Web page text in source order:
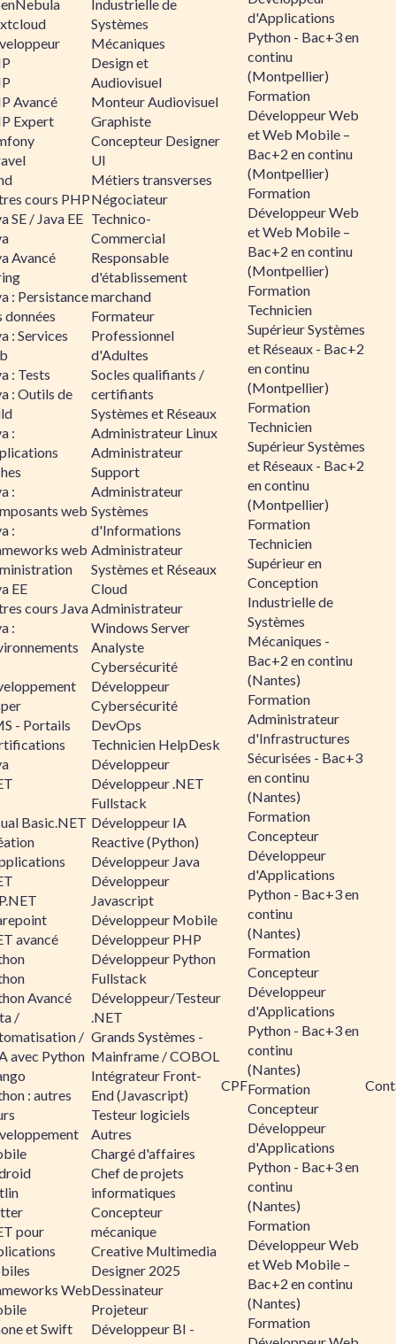
Avancé
Expert
cours PHP
SE / Java EE
Avancé
: Persistance
données
: Services
: Tests
: Outils de
:
:
web
:
web
EE
cours Java
:
- Portails
Basic.NET
avancé
Avancé
/
/
avec Python
: autres
pour
Web
et Swift
Industrielle de
Systèmes
Mécaniques
Design et
Audiovisuel
Monteur Audiovisuel
Graphiste
Concepteur Designer
UI
Métiers transverses
Négociateur
Technico-
Commercial
Responsable
d'établissement
marchand
Formateur
Professionnel
d'Adultes
Socles qualifiants /
certifiants
Systèmes et Réseaux
Administrateur Linux
Administrateur
Support
Administrateur
Systèmes
d'Informations
Administrateur
Systèmes et Réseaux
Cloud
Administrateur
Windows Server
Analyste
Cybersécurité
Développeur
Cybersécurité
DevOps
Technicien HelpDesk
Développeur
Développeur .NET
Fullstack
Développeur IA
Reactive (Python)
Développeur Java
Développeur
Javascript
Développeur Mobile
Développeur PHP
Développeur Python
Fullstack
Développeur/Testeur
.NET
Grands Systèmes -
Mainframe / COBOL
Intégrateur Front-
End (Javascript)
Testeur logiciels
Autres
Chargé d'affaires
Chef de projets
informatiques
Concepteur
mécanique
Creative Multimedia
Designer 2025
Dessinateur
Projeteur
Développeur BI -
CPF
d'Applications
Python - Bac+3 en
continu
(Montpellier)
Formation
Développeur Web
et Web Mobile –
Bac+2 en continu
(Montpellier)
Formation
Développeur Web
et Web Mobile –
Bac+2 en continu
(Montpellier)
Formation
Technicien
Supérieur Systèmes
et Réseaux - Bac+2
en continu
(Montpellier)
Formation
Technicien
Supérieur Systèmes
et Réseaux - Bac+2
en continu
(Montpellier)
Formation
Technicien
Supérieur en
Conception
Industrielle de
Systèmes
Mécaniques -
Bac+2 en continu
(Nantes)
Formation
Administrateur
d'Infrastructures
Sécurisées - Bac+3
en continu
(Nantes)
Formation
Concepteur
Développeur
d'Applications
Python - Bac+3 en
continu
(Nantes)
Formation
Concepteur
Développeur
d'Applications
Python - Bac+3 en
continu
(Nantes)
Formation
Concepteur
Développeur
d'Applications
Python - Bac+3 en
continu
(Nantes)
Formation
Développeur Web
et Web Mobile –
Bac+2 en continu
(Nantes)
Formation